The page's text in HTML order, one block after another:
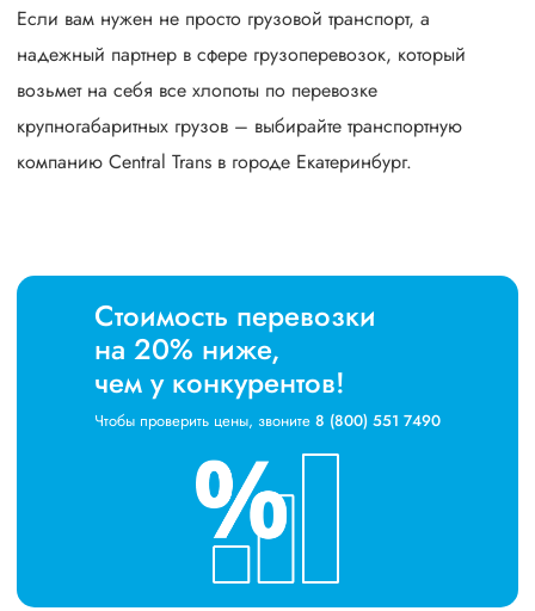
Если вам нужен не просто грузовой транспорт, а
надежный партнер в сфере грузоперевозок, который
возьмет на себя все хлопоты по перевозке
крупногабаритных грузов – выбирайте транспортную
компанию Central Trans в городе Екатеринбург.
Стоимость перевозки
на 20% ниже,
чем у конкурентов!
Чтобы проверить цены, звоните 8 (800) 551 7490